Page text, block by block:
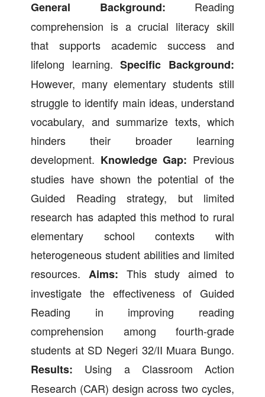
General Background: Reading
comprehension is a crucial literacy skill
that supports academic success and
lifelong learning.Specific Background:
However, many elementary students still
struggle to identify main ideas, understand
vocabulary, and summarize texts, which
hinders their broader learning
development. Knowledge Gap: Previous
studies have shown the potential of the
Guided Reading strategy, but limited
research has adapted this method to rural
elementary school contexts with
heterogeneous student abilities and limited
resources. Aims: This study aimed to
investigate the effectiveness of Guided
Reading in improving reading
comprehension among fourth-grade
students at SD Negeri 32/II Muara Bungo.
Results: Using a Classroom Action
Research (CAR) design across two cycles,